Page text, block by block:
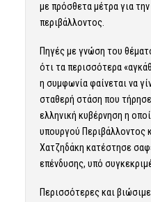
με πρόσθετα μέτρα για
περιβάλλοντος.
Πηγές με γνώση του
ότι τα περισσότερα
η συμφωνία φαίνεται να
σταθερή στάση που
ελληνική κυβέρνηση η
υπουργού Περιβάλλοντος
Χατζηδάκη κατέστησε
επένδυσης, υπό
Περισσότερες και